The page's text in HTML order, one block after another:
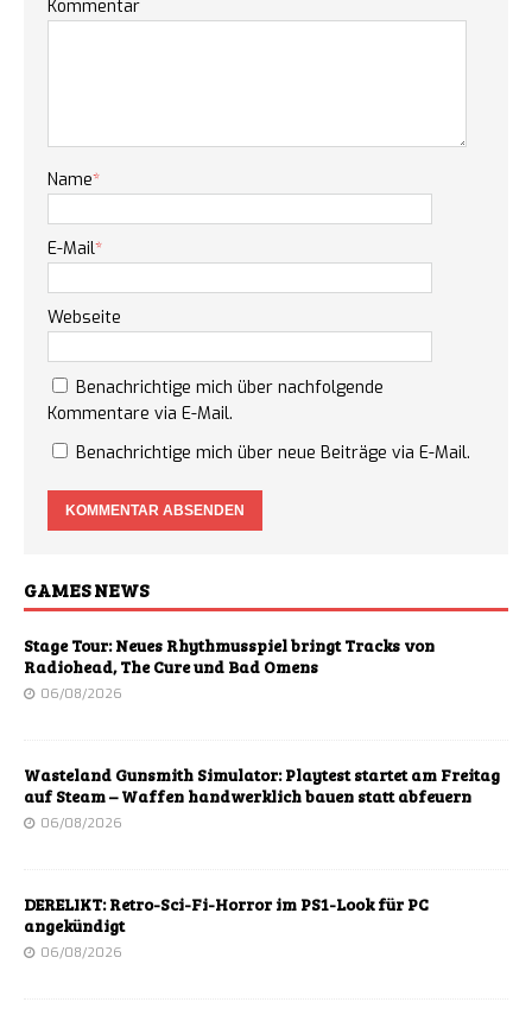
Kommentar
Name*
E-Mail*
Webseite
Benachrichtige mich über nachfolgende
Kommentare via E-Mail.
Benachrichtige mich über neue Beiträge via E-Mail.
GAMES NEWS
Stage Tour: Neues Rhythmusspiel bringt Tracks von
Radiohead, The Cure und Bad Omens
06/08/2026
Wasteland Gunsmith Simulator: Playtest startet am Freitag
auf Steam – Waffen handwerklich bauen statt abfeuern
06/08/2026
DERELIKT: Retro-Sci-Fi-Horror im PS1-Look für PC
angekündigt
06/08/2026